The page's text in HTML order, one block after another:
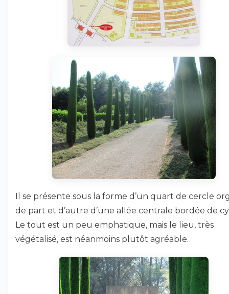
Il se présente sous la forme d’un quart de cercle
de part et d’autre d’une allée centrale bordée de
Le tout est un peu emphatique, mais le lieu, très
végétalisé, est néanmoins plutôt agréable.